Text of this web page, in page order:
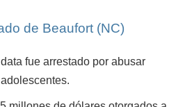
de Beaufort (NC)
fue arrestado por abusar